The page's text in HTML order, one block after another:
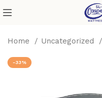
Home Uncategorized
-33%